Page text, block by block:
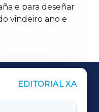
e para deseñar
vindeiro ano e
EDITORIAL XA